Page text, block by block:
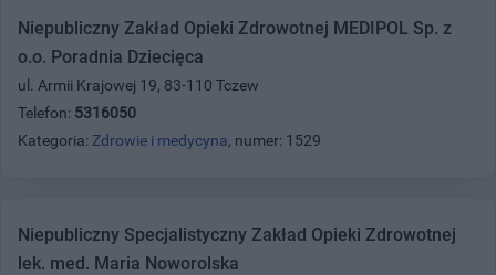
Niepubliczny Zakład Opieki Zdrowotnej MEDIPOL Sp. z
o.o. Poradnia Dziecięca
ul. Armii Krajowej 19, 83-110 Tczew
Telefon: 5316050
Kategoria: Zdrowie i medycyna, numer: 1529
Niepubliczny Specjalistyczny Zakład Opieki Zdrowotnej
lek. med. Maria Noworolska